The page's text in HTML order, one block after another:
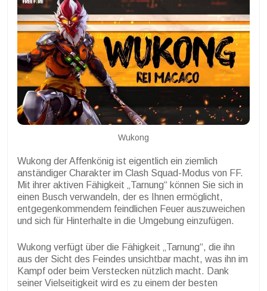
Wukong
Wukong der Affenkönig ist eigentlich ein ziemlich
anständiger Charakter im Clash Squad-Modus von FF.
Mit ihrer aktiven Fähigkeit „Tarnung“ können Sie sich in
einen Busch verwandeln, der es Ihnen ermöglicht,
entgegenkommendem feindlichen Feuer auszuweichen
und sich für Hinterhalte in die Umgebung einzufügen.
Wukong verfügt über die Fähigkeit „Tarnung“, die ihn
aus der Sicht des Feindes unsichtbar macht, was ihn im
Kampf oder beim Verstecken nützlich macht. Dank
seiner Vielseitigkeit wird es zu einem der besten